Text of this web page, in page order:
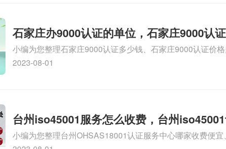
石家庄办9000认证的单位，石家庄9000认
小编为您整理石家庄9000认证多少钱、石家庄9000认证价
9000认证大概多少钱、石家庄9000认证价格贵吗、石家庄
2023-08-01
台州iso45001服务怎么收费，台州
么收费
小编为您整理台州OHSAS18001认证服务中心哪家收费便